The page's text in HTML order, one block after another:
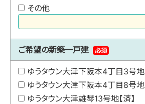
その他
ご希望の新築一戸建 必須
ゆうタウン大津下阪本4丁目3号地
ゆうタウン大津下阪本4丁目8号地
ゆうタウン大津雄琴13号地【済】